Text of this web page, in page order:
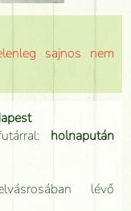
sajnos nem
holnapután
lévő